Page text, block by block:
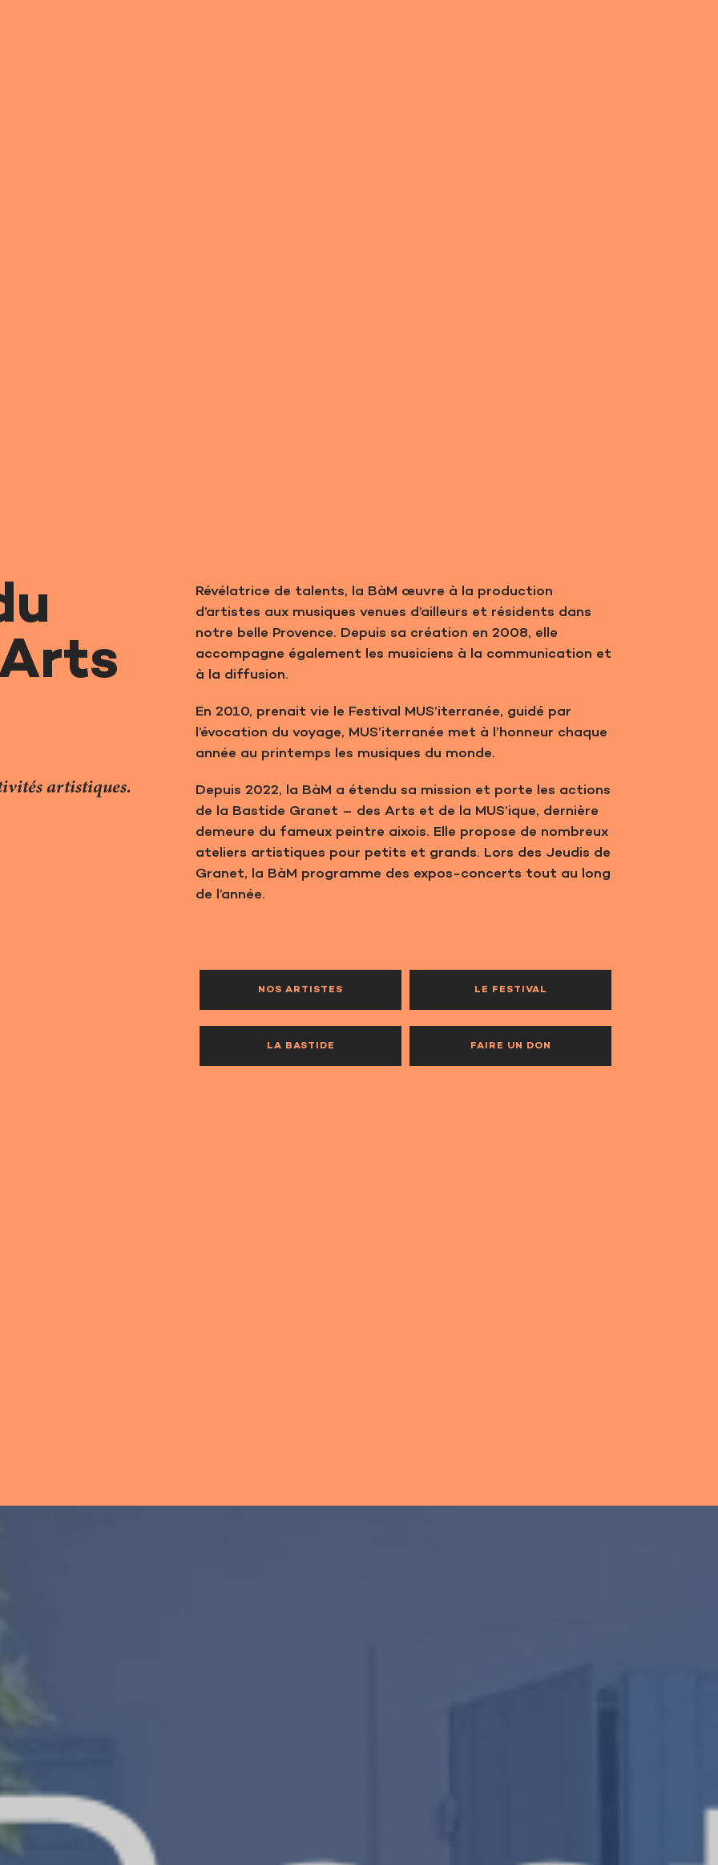
artistiques.
Révélatrice de talents, la BàM œuvre à la production
d’artistes aux musiques venues d’ailleurs et résidents dans
notre belle Provence. Depuis sa création en 2008, elle
accompagne également les musiciens à la communication et
à la diffusion.
En 2010, prenait vie le Festival MUS’iterranée, guidé par
l’évocation du voyage, MUS’iterranée met à l’honneur chaque
année au printemps les musiques du monde.
Depuis 2022, la BàM a étendu sa mission et porte les actions
de la Bastide Granet – des Arts et de la MUS’ique, dernière
demeure du fameux peintre aixois. Elle propose de nombreux
ateliers artistiques pour petits et grands. Lors des Jeudis de
Granet, la BàM programme des expos-concerts tout au long
de l’année.
NOS ARTISTES LE FESTIVAL
LA BASTIDE FAIRE UN DON